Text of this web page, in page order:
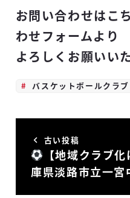
お問い合わせはこ
わせフォームより
よろしくお願いい
バスケットボールクラブ
古い投稿
【地域クラブ
庫県淡路市立一